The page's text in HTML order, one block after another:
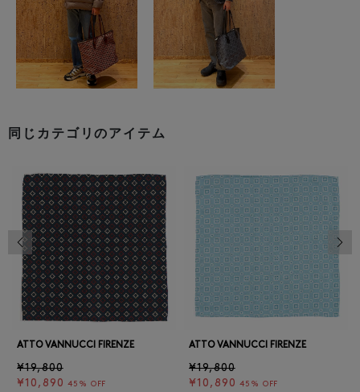
同じカテゴリのアイテム
ATTO VANNUCCI FIRENZE
¥19,800
¥10,890 45% OFF
ATTO VANNUCCI FIRENZE
¥19,800
¥10,890 45% OFF
前の画像